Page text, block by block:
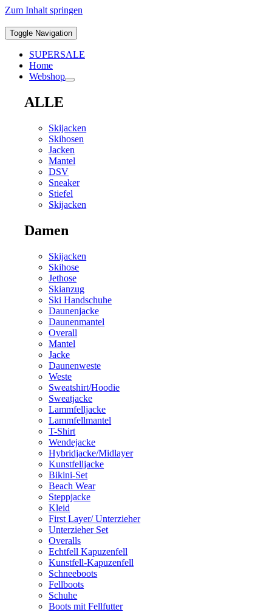
Zum Inhalt springen
Toggle Navigation
SUPERSALE
Home
Webshop
ALLE
Skijacken
Skihosen
Jacken
Mantel
DSV
Sneaker
Stiefel
Skijacken
Damen
Skijacken
Skihose
Jethose
Skianzug
Ski Handschuhe
Daunenjacke
Daunenmantel
Overall
Mantel
Jacke
Daunenweste
Weste
Sweatshirt/Hoodie
Sweatjacke
Lammfelljacke
Lammfellmantel
T-Shirt
Wendejacke
Hybridjacke/Midlayer
Kunstfelljacke
Bikini-Set
Beach Wear
Steppjacke
Kleid
First Layer/ Unterzieher
Unterzieher Set
Overalls
Echtfell Kapuzenfell
Kunstfell-Kapuzenfell
Schneeboots
Fellboots
Schuhe
Boots mit Fellfutter